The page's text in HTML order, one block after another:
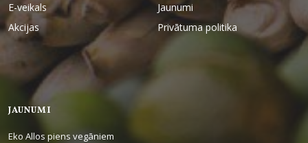
E-veikals
Jaunumi
Akcijas
Privātuma politika
JAUNUMI
Eko Allos piens vegāniem